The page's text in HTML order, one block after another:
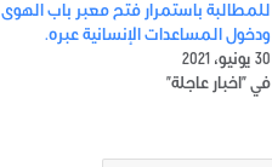
للمطالبة باستمرار فتح معبر باب الهوى
ودخول المساعدات الإنسانية عبره.
30 يونيو، 2021
في "اخبار عاجلة"